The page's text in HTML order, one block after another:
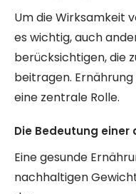
Um die Wirksamkeit
es wichtig, auch
berücksichtigen, die
beitragen.
eine zentrale Rolle.
Die Bedeutung einer
Eine gesunde
nachhaltigen